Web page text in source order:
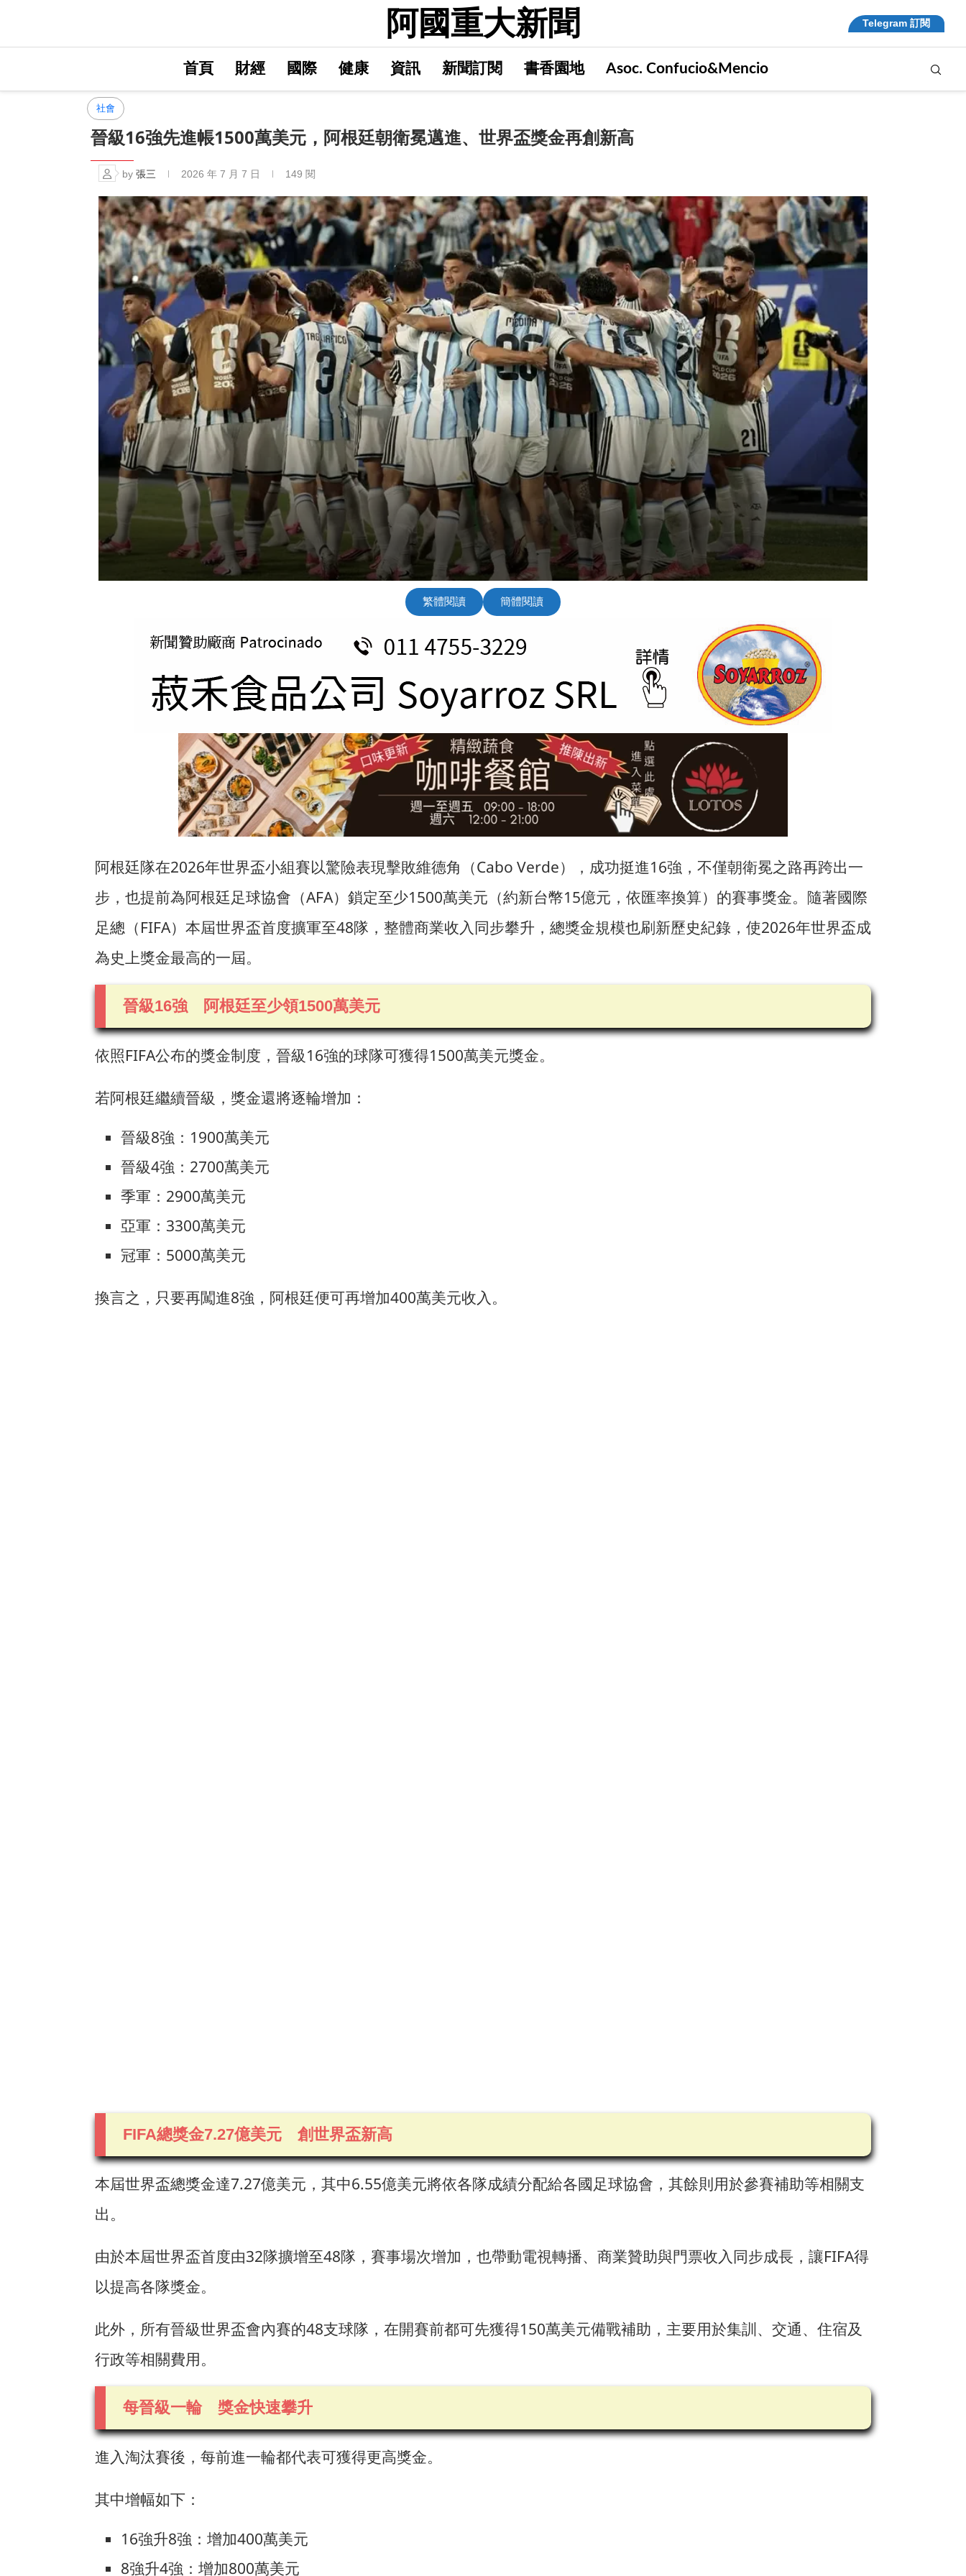
阿國重大新聞 Telegram 訂閱
首頁 財經 國際 健康 資訊 新聞訂閱 書香園地 Asoc. Confucio&Mencio
社會
晉級16強先進帳1500萬美元，阿根廷朝衛冕邁進、世界盃獎金再創新高
by 張三 2026 年 7 月 7 日 149 閱
繁體閱讀 簡體閱讀
阿根廷隊在2026年世界盃小組賽以驚險表現擊敗維德角（Cabo Verde），成功挺進16強，不僅朝衛冕之路再跨出一
步，也提前為阿根廷足球協會（AFA）鎖定至少1500萬美元（約新台幣15億元，依匯率換算）的賽事獎金。隨著國際
足總（FIFA）本屆世界盃首度擴軍至48隊，整體商業收入同步攀升，總獎金規模也刷新歷史紀錄，使2026年世界盃成
為史上獎金最高的一屆。
晉級16強 阿根廷至少領1500萬美元
依照FIFA公布的獎金制度，晉級16強的球隊可獲得1500萬美元獎金。
若阿根廷繼續晉級，獎金還將逐輪增加：
晉級8強：1900萬美元
晉級4強：2700萬美元
季軍：2900萬美元
亞軍：3300萬美元
冠軍：5000萬美元
換言之，只要再闖進8強，阿根廷便可再增加400萬美元收入。
FIFA總獎金7.27億美元 創世界盃新高
本屆世界盃總獎金達7.27億美元，其中6.55億美元將依各隊成績分配給各國足球協會，其餘則用於參賽補助等相關支
出。
由於本屆世界盃首度由32隊擴增至48隊，賽事場次增加，也帶動電視轉播、商業贊助與門票收入同步成長，讓FIFA得
以提高各隊獎金。
此外，所有晉級世界盃會內賽的48支球隊，在開賽前都可先獲得150萬美元備戰補助，主要用於集訓、交通、住宿及
行政等相關費用。
每晉級一輪 獎金快速攀升
進入淘汰賽後，每前進一輪都代表可獲得更高獎金。
其中增幅如下：
16強升8強：增加400萬美元
8強升4強：增加800萬美元